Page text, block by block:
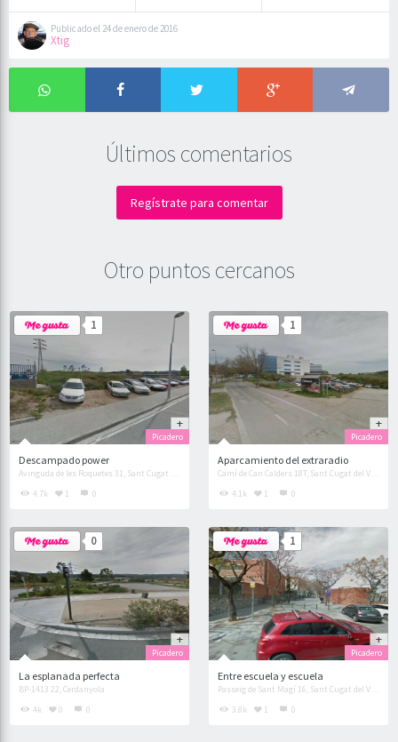
Publicado el 24 de enero de 2016
Xtig
Últimos comentarios
Regístrate para comentar
Otro puntos cercanos
1
Descampado power
Picadero
4.7k 1 0
1
Aparcamiento del extraradio
Picadero
4.1k 1 0
0
La esplanada perfecta
BP-1413 22, Cerdanyola
Picadero
4k 0 0
1
Entre escuela y escuela
Picadero
3.8k 1 0